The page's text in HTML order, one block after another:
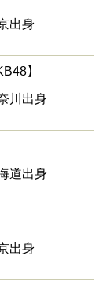
出身
】
川出身
道出身
出身